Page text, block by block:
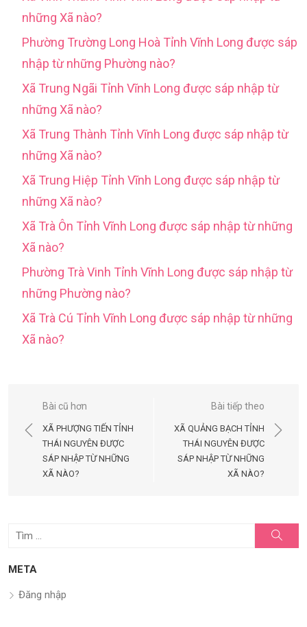
những Xã nào?
Phường Trường Long Hoà Tỉnh Vĩnh Long được sáp
nhập từ những Phường nào?
Xã Trung Ngãi Tỉnh Vĩnh Long được sáp nhập từ
những Xã nào?
Xã Trung Thành Tỉnh Vĩnh Long được sáp nhập từ
những Xã nào?
Xã Trung Hiệp Tỉnh Vĩnh Long được sáp nhập từ
những Xã nào?
Xã Trà Ôn Tỉnh Vĩnh Long được sáp nhập từ những
Xã nào?
Phường Trà Vinh Tỉnh Vĩnh Long được sáp nhập từ
những Phường nào?
Xã Trà Cú Tỉnh Vĩnh Long được sáp nhập từ những
Xã nào?
Điều
hướng
bài
viết
Bài cũ hơn
XÃ PHƯỢNG TIẾN TỈNH
THÁI NGUYÊN ĐƯỢC
SÁP NHẬP TỪ NHỮNG
XÃ NÀO?
Bài tiếp theo
XÃ QUẢNG BẠCH TỈNH
THÁI NGUYÊN ĐƯỢC
SÁP NHẬP TỪ NHỮNG
XÃ NÀO?
Tìm
quả
kiếm
META
Đăng nhập